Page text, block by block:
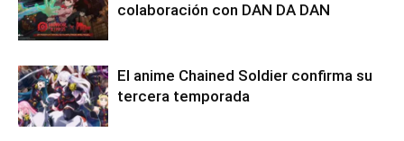
colaboración con DAN DA DAN
El anime Chained Soldier confirma su
tercera temporada